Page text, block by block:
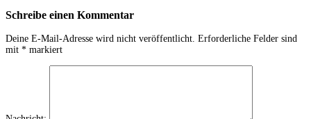
Schreibe einen Kommentar
Deine E-Mail-Adresse wird nicht veröffentlicht. Erforderliche Felder sind
mit * markiert